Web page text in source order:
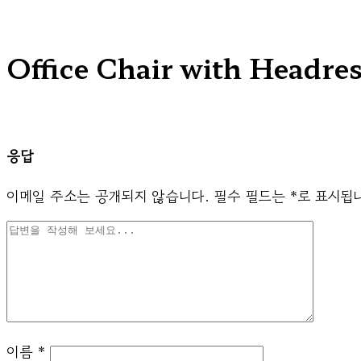
Office Chair with
응답
이메일 주소는 공개되지 않습니다. 필수 필드는 *로 표시됩
이름 *